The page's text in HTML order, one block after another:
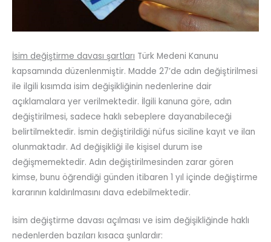
İsim değiştirme davası şartları Türk Medeni Kanunu
kapsamında düzenlenmiştir. Madde 27’de adın değiştirilmesi
ile ilgili kısımda isim değişikliğinin nedenlerine dair
açıklamalara yer verilmektedir. İlgili kanuna göre, adın
değiştirilmesi, sadece haklı sebeplere dayanabileceği
belirtilmektedir. İsmin değiştirildiği nüfus siciline kayıt ve ilan
olunmaktadır. Ad değişikliği ile kişisel durum ise
değişmemektedir. Adın değiştirilmesinden zarar gören
kimse, bunu öğrendiği günden itibaren 1 yıl içinde değiştirme
kararının kaldırılmasını dava edebilmektedir.
İsim değiştirme davası açılması ve isim değişikliğinde haklı
nedenlerden bazıları kısaca şunlardır: